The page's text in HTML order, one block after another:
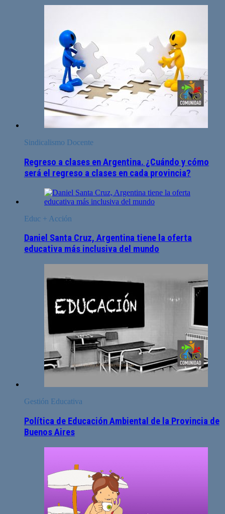
Sindicalismo Docente
Regreso a clases en Argentina. ¿Cuándo y cómo
será el regreso a clases en cada provincia?
Educ + Acción
Daniel Santa Cruz, Argentina tiene la oferta
educativa más inclusiva del mundo
Gestión Educativa
Política de Educación Ambiental de la Provincia de
Buenos Aires